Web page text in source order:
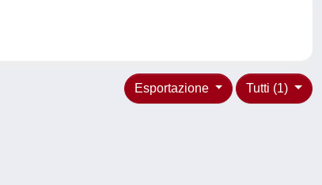
Tutti (1)
Esportazione